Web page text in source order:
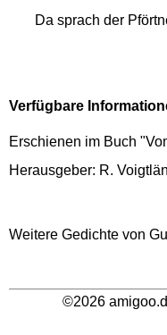
Da sprach der
Verfügbare
Erschienen im Buch
Herausgeber: R.
Weitere Gedichte von
©2026